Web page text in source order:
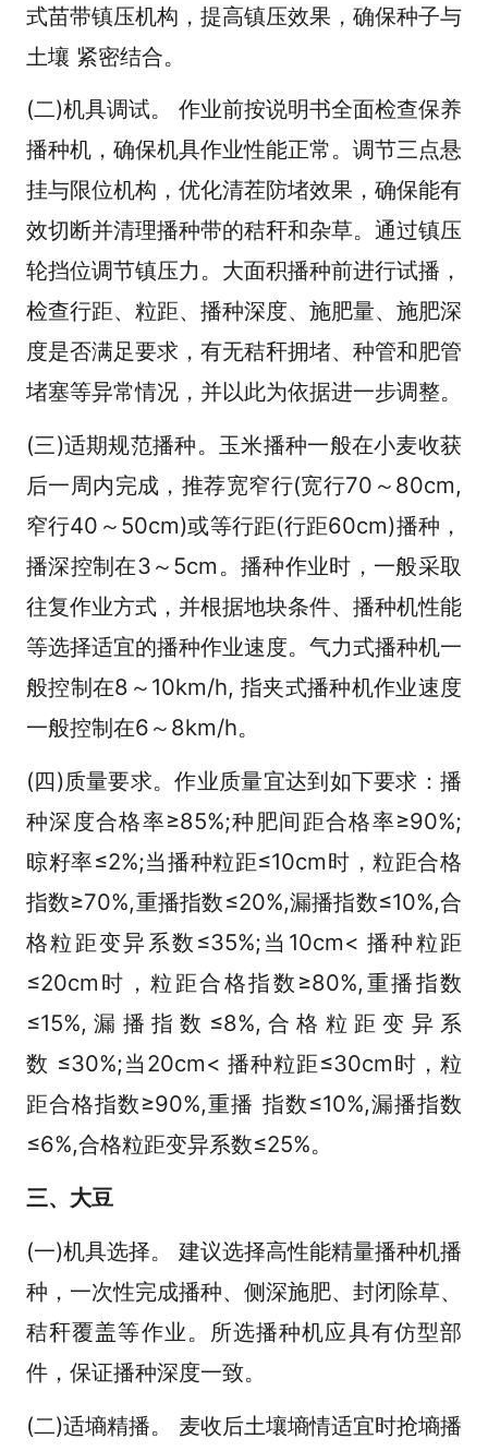
式苗带镇压机构，提高镇压效果，确保种子与
土壤 紧密结合。
(二)机具调试。 作业前按说明书全面检查保养
播种机，确保机具作业性能正常。调节三点悬
挂与限位机构，优化清茬防堵效果，确保能有
效切断并清理播种带的秸秆和杂草。通过镇压
轮挡位调节镇压力。大面积播种前进行试播，
检查行距、粒距、播种深度、施肥量、施肥深
度是否满足要求，有无秸秆拥堵、种管和肥管
堵塞等异常情况，并以此为依据进一步调整。
(三)适期规范播种。玉米播种一般在小麦收获
后一周内完成，推荐宽窄行(宽行70～80cm,
窄行40～50cm)或等行距(行距60cm)播种，
播深控制在3～5cm。播种作业时，一般采取
往复作业方式，并根据地块条件、播种机性能
等选择适宜的播种作业速度。气力式播种机一
般控制在8～10km/h, 指夹式播种机作业速度
一般控制在6～8km/h。
(四)质量要求。作业质量宜达到如下要求：播
种深度合格率≥85%;种肥间距合格率≥90%;
晾籽率≤2%;当播种粒距≤10cm时，粒距合格
指数≥70%,重播指数≤20%,漏播指数≤10%,合
格粒距变异系数≤35%;当10cm< 播种粒距
≤20cm时，粒距合格指数≥80%,重播指数
≤15%,漏播指数≤8%,合格粒距变异系
数 ≤30%;当20cm< 播种粒距≤30cm时，粒
距合格指数≥90%,重播 指数≤10%,漏播指数
≤6%,合格粒距变异系数≤25%。
三、大豆
(一)机具选择。 建议选择高性能精量播种机播
种，一次性完成播种、侧深施肥、封闭除草、
秸秆覆盖等作业。所选播种机应具有仿型部
件，保证播种深度一致。
(二)适墒精播。 麦收后土壤墒情适宜时抢墒播